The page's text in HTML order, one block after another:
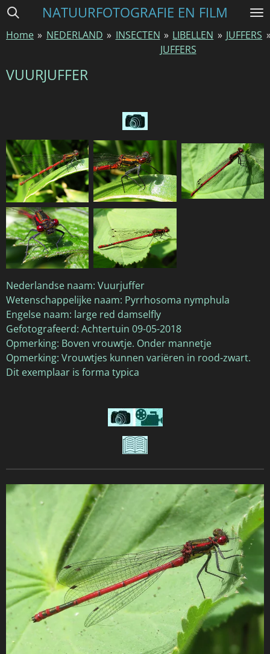
Ga
naar
hoofdinhoud
NATUURFOTOGRAFIE EN FILM
Home » NEDERLAND » INSECTEN » LIBELLEN
JUFFERS
» JUFFERS
VUURJUFFER
Nederlandse naam: Vuurjuffer
Wetenschappelijke naam: Pyrrhosoma nymphula
Engelse naam: large red damselfly
Gefotografeerd: Achtertuin 09-05-2018
Opmerking: Boven vrouwtje. Onder mannetje
Opmerking: Vrouwtjes kunnen variëren in rood-zwart.
Dit exemplaar is forma typica